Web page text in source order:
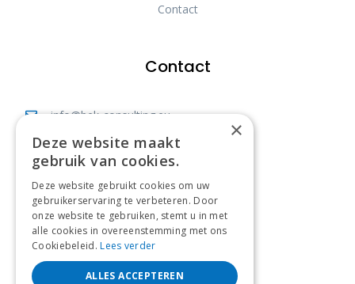
Contact
Contact
info@bek-consulting.eu
Vianestraat 40, 1742 Ternat
Bureau: +32 477 83 41 86
Expert: +32 470 10 23 99
BE0568869861
×
Deze website maakt
gebruik van cookies.
Deze website gebruikt cookies om uw
gebruikerservaring te verbeteren. Door
onze website te gebruiken, stemt u in met
alle cookies in overeenstemming met ons
Cookiebeleid. Lees verder
ALLES ACCEPTEREN